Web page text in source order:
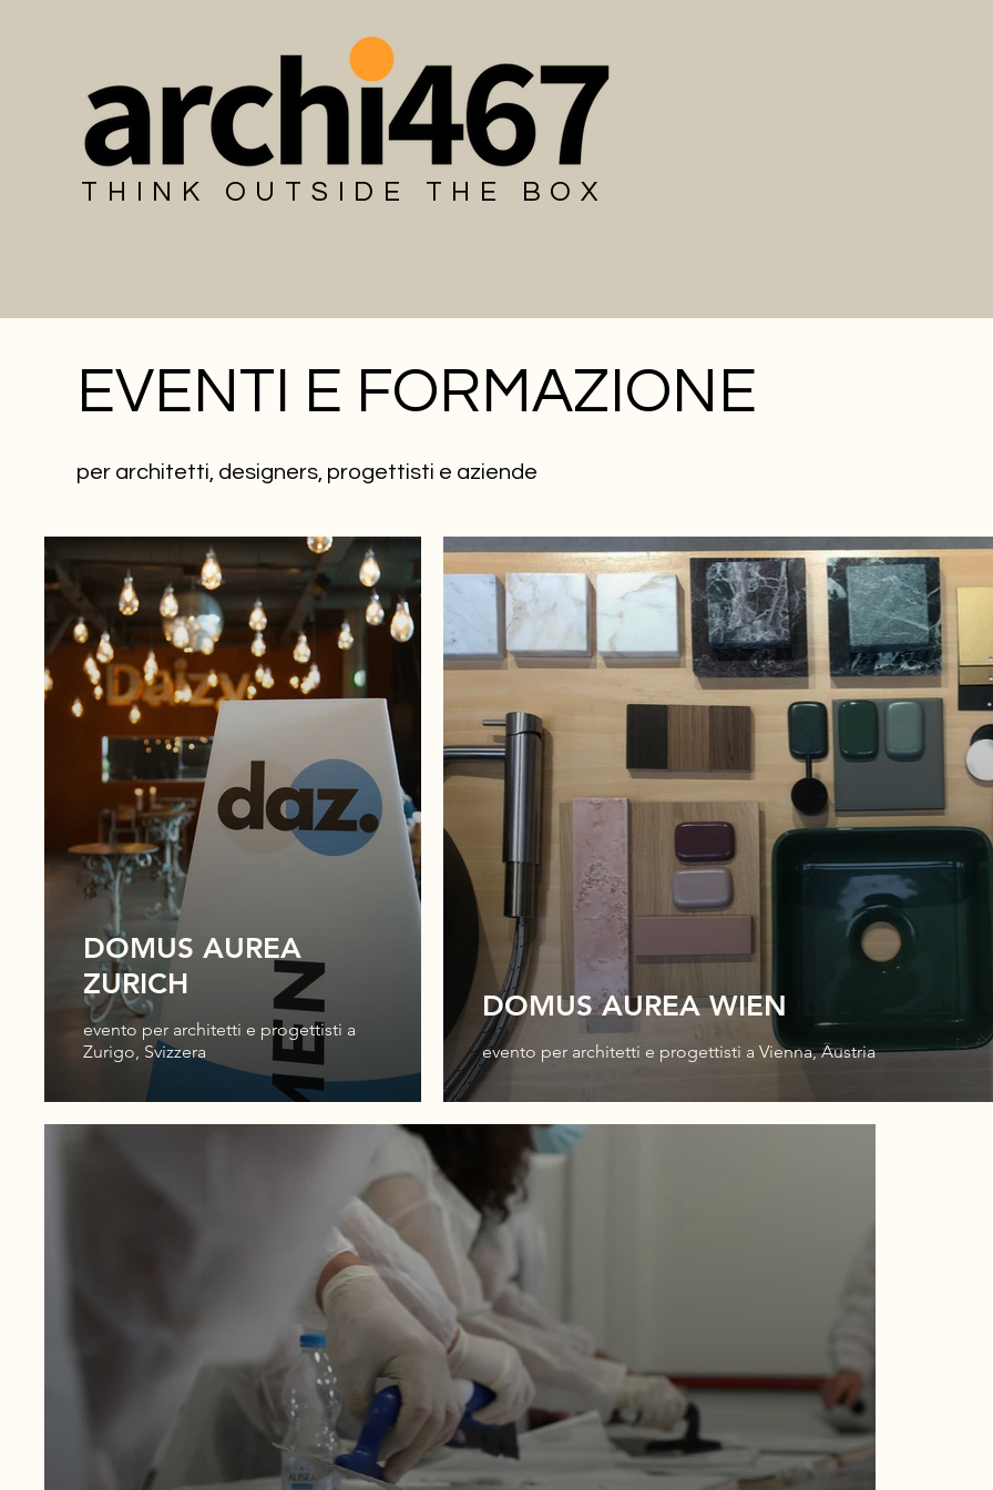
THINK OUTSIDE THE BOX
EVENTI E FORMAZIONE
per architetti, designers, progettisti e aziende
DOMUS AUREA
ZURICH
evento per architetti e progettisti a
Zurigo, Svizzera
DOMUS AUREA WIEN
evento per architetti e progettisti a Vienna, Austria